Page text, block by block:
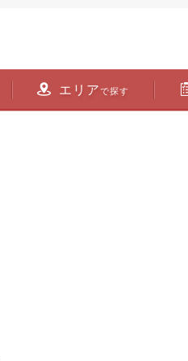
エリアで探す